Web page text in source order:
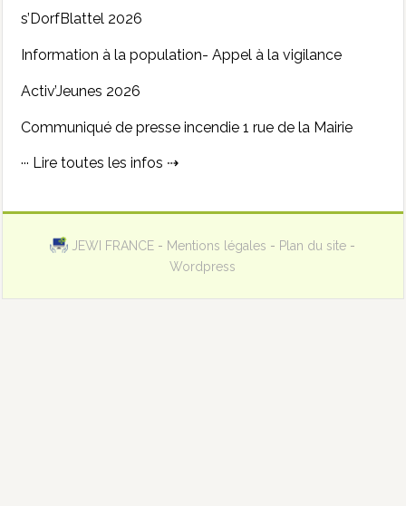
s’DorfBlattel 2026
Information à la population- Appel à la vigilance
Activ’Jeunes 2026
Communiqué de presse incendie 1 rue de la Mairie
··· Lire toutes les infos ⇢
JEWI FRANCE - Mentions légales - Plan du site -
Wordpress